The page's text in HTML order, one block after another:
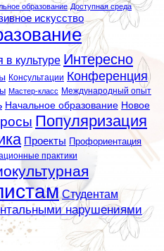
образование Доступная среда
искусство
в культуре Интересно
Консультации Конференция
Мастер-класс Международный опыт
Начальное образование Новое
Популяризация
Проекты Профориентация
практики
Студентам
нарушениями